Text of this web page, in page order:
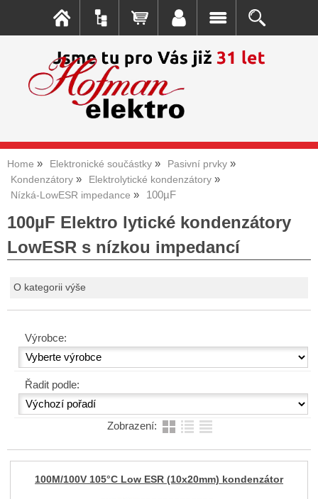
Home Elektronické součástky
Pasivní prvky
Kondenzátory
Elektrolytické kondenzátory
Nízká-LowESR impedance
100µF
100µF Elektro lytické kondenzátory
LowESR s nízkou impedancí
O kategorii výše
Výrobce:
Řadit podle:
Zobrazení:
100M/100V 105°C Low ESR (10x20mm) kondenzátor